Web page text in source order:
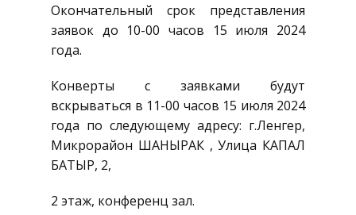
Окончательный срок представления
заявок до 10-00 часов 15 июля 2024
года.
Конверты с заявками будут
вскрываться в 11-00 часов 15 июля 2024
года по следующему адресу: г.Ленгер,
Микрорайон ШАНЫРАК , Улица КАПАЛ
БАТЫР, 2,
2 этаж, конференц зал.